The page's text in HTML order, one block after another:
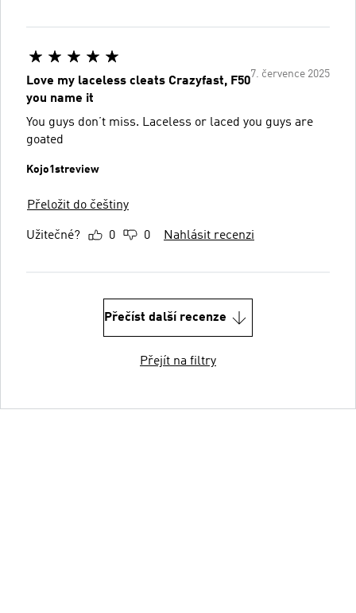
7. července 2025
Love my laceless cleats Crazyfast, F50
you name it
You guys don’t miss. Laceless or laced you guys are
goated
Kojo1streview
Přeložit do češtiny
Užitečné? 0 0 Nahlásit recenzi
Přečíst další recenze
Přejít na filtry